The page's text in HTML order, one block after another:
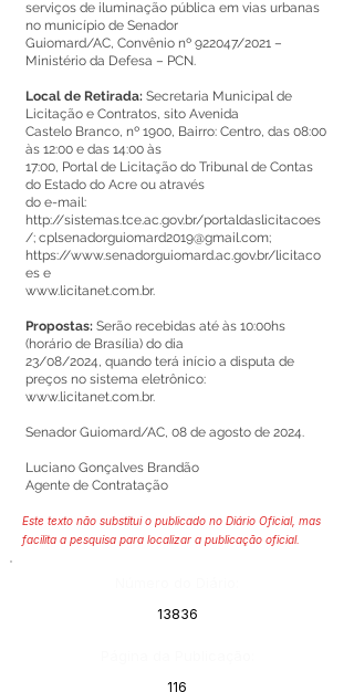
serviços de iluminação pública em vias urbanas
no município de Senador
Guiomard/AC, Convênio nº 922047/2021 –
Ministério da Defesa – PCN.
Local de Retirada: Secretaria Municipal de
Licitação e Contratos, sito Avenida
Castelo Branco, nº 1900, Bairro: Centro, das 08:00
às 12:00 e das 14:00 às
17:00, Portal de Licitação do Tribunal de Contas
do Estado do Acre ou através
do e-mail:
http://sistemas.tce.ac.gov.br/portaldaslicitacoes
/; cplsenadorguiomard2019@gmail.com;
https://www.senadorguiomard.ac.gov.br/licitaco
es e
www.licitanet.com.br.
Propostas: Serão recebidas até às 10:00hs
(horário de Brasília) do dia
23/08/2024, quando terá início a disputa de
preços no sistema eletrônico:
www.licitanet.com.br.
Senador Guiomard/AC, 08 de agosto de 2024.
Luciano Gonçalves Brandão
Agente de Contratação
Este texto não substitui o publicado no Diário Oficial, mas
facilita a pesquisa para localizar a publicação oficial.
13836
116